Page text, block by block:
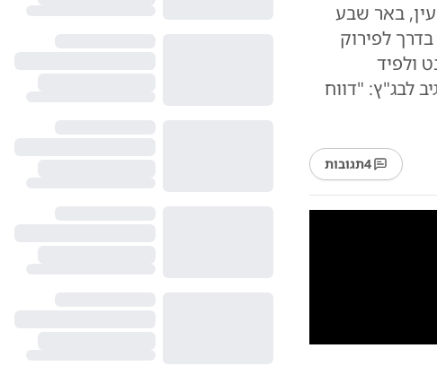
באר שבע
לפירוק
החרדית | ברית האחים 2026: בנט ולפיד
לבג"ץ: "דווח
4תגובות